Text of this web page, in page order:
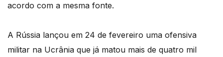
acordo com a mesma fonte.
A Rússia lançou em 24 de fevereiro uma ofensiva
militar na Ucrânia que já matou mais de quatro mil